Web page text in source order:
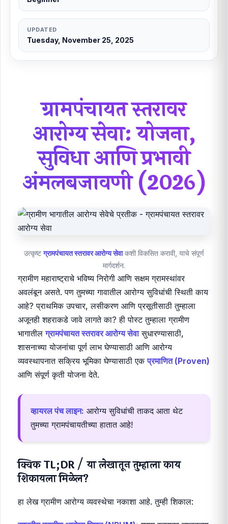
UPDATED
Tuesday, November 25, 2025
ग्रामपंचायत स्तरावर
आरोग्य सेवा: योजना,
सुविधा आणि प्रभावी
अंमलबजावणी (2026)
उत्कृष्ट
कशी विकसित करावी, याचे संपूर्ण
मार्गदर्शन.
ग्रामीण महाराष्ट्राचे भविष्य निरोगी आणि सक्षम ग्रामस्थांवर
अवलंबून असते. पण तुमच्या गावातील आरोग्य सुविधांची स्थिती काय
आहे? प्राथमिक उपचार, लसीकरण आणि प्रसूतीसाठी तुम्हाला
अजूनही शहराकडे जावे लागते का? ही पोस्ट तुम्हाला ग्रामीण
भागातीलग्रामपंचायत स्तरावर आरोग्य सेवासुधारण्यासाठी,
शासनाच्या योजनांचा पूर्ण लाभ घेण्यासाठी आणि आरोग्य
व्यवस्थापनात सक्रिय भूमिका घेण्यासाठी एक
व्हायरल पंच लाइन: आरोग्य सुविधांची ताकद आता थेट
तुमच्या ग्रामपंचायतीच्या हातात आहे!